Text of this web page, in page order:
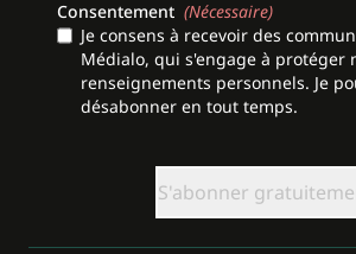
Consentement (Nécessaire)
Je consens à recevoir des
Médialo, qui s'engage à protéger
renseignements personnels. Je
désabonner en tout temps.